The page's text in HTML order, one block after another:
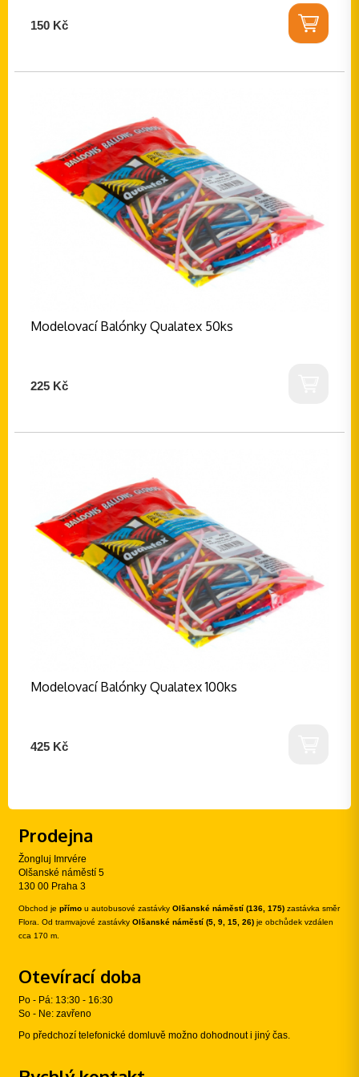
150 Kč
Modelovací Balónky Qualatex 50ks
225 Kč
Modelovací Balónky Qualatex 100ks
425 Kč
Prodejna
Žongluj Imrvére
Olšanské náměstí 5
130 00 Praha 3
Obchod je přímo u autobusové zastávky Olšanské náměstí (136, 175) zastávka směr
Flora. Od tramvajové zastávky Olšanské náměstí (5, 9, 15, 26) je obchůdek vzdálen
cca 170 m.
Otevírací doba
Po - Pá: 13:30 - 16:30
So - Ne: zavřeno
Po předchozí telefonické domluvě možno dohodnout i jiný čas.